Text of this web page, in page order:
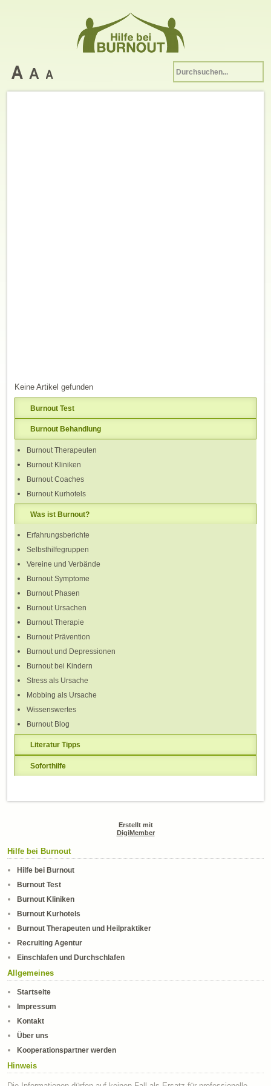
Keine Artikel gefunden
Burnout Test
Burnout Behandlung
Burnout Therapeuten
Burnout Kliniken
Burnout Coaches
Burnout Kurhotels
Was ist Burnout?
Erfahrungsberichte
Selbsthilfegruppen
Vereine und Verbände
Burnout Symptome
Burnout Phasen
Burnout Ursachen
Burnout Therapie
Burnout Prävention
Burnout und Depressionen
Burnout bei Kindern
Stress als Ursache
Mobbing als Ursache
Wissenswertes
Burnout Blog
Literatur Tipps
Soforthilfe
Erstellt mit
DigiMember
Hilfe bei Burnout
Hilfe bei Burnout
Burnout Test
Burnout Kliniken
Burnout Kurhotels
Burnout Therapeuten und Heilpraktiker
Recruiting Agentur
Einschlafen und Durchschlafen
Allgemeines
Startseite
Impressum
Kontakt
Über uns
Kooperationspartner werden
Hinweis